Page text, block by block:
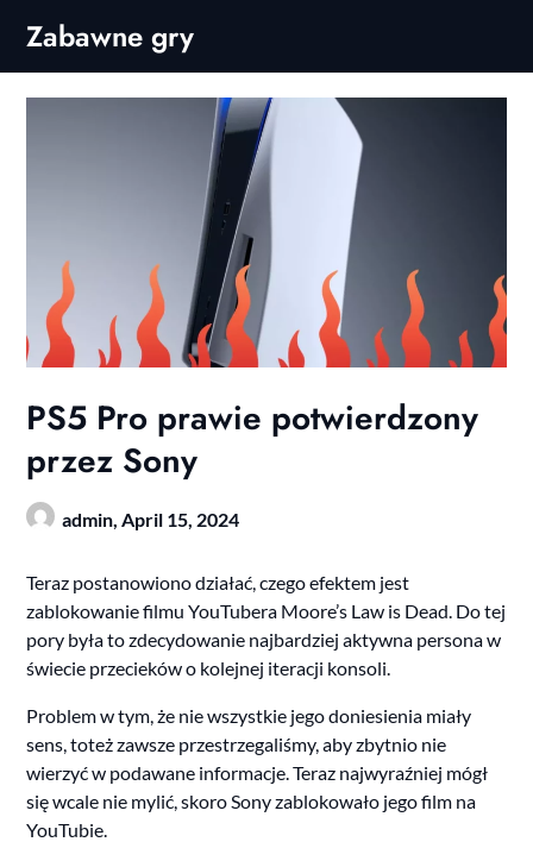
content
Zabawne gry
PS5 Pro prawie potwierdzony
przez Sony
admin, April 15, 2024
Teraz postanowiono działać, czego efektem jest
zablokowanie filmu YouTubera Moore’s Law is Dead. Do tej
pory była to zdecydowanie najbardziej aktywna persona w
świecie przecieków o kolejnej iteracji konsoli.
Problem w tym, że nie wszystkie jego doniesienia miały
sens, toteż zawsze przestrzegaliśmy, aby zbytnio nie
wierzyć w podawane informacje. Teraz najwyraźniej mógł
się wcale nie mylić, skoro Sony zablokowało jego film na
YouTubie.